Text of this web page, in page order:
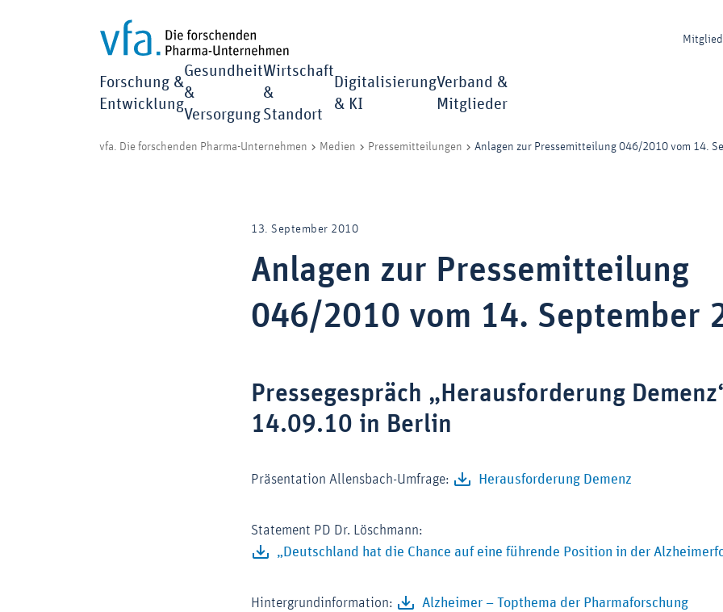
Forschung &
Entwicklung
Gesundheit
&
Versorgung
Wirtschaft
&
Standort
Digitalisierung
& KI
Verband &
Mitglieder
vfa. Die forschenden Pharma-Unternehmen Medien Pressemitteilungen Anlagen zur Pressemitteilung 046/2010 vom 14.
13. September 2010
Anlagen zur Pressemitteilung
046/2010 vom 14. September
Pressegespräch „Herausforderung
14.09.10 in Berlin
Präsentation Allensbach-Umfrage: Herausforderung Demenz
Statement PD Dr. Löschmann:
„Deutschland hat die Chance auf eine führende Position in der
Hintergrundinformation: Alzheimer – Topthema der Pharmaforschung